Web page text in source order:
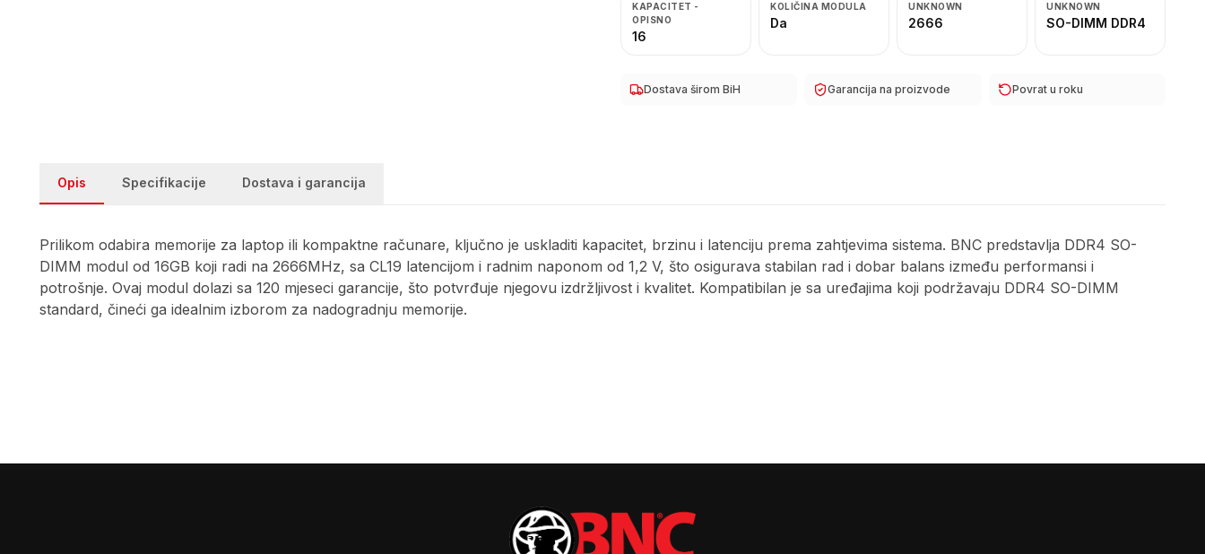
KAPACITET -
OPISNO
16
KOLIČINA MODULA
Da
UNKNOWN
2666
UNKNOWN
SO-DIMM DDR4
Dostava širom BiH Garancija na proizvode Povrat u roku
Opis Specifikacije Dostava i garancija
Prilikom odabira memorije za laptop ili kompaktne računare, ključno je uskladiti kapacitet, brzinu i latenciju prema zahtjevima sistema. BNC predstavlja DDR4 SO-
DIMM modul od 16GB koji radi na 2666MHz, sa CL19 latencijom i radnim naponom od 1,2 V, što osigurava stabilan rad i dobar balans između performansi i
potrošnje. Ovaj modul dolazi sa 120 mjeseci garancije, što potvrđuje njegovu izdržljivost i kvalitet. Kompatibilan je sa uređajima koji podržavaju DDR4 SO-DIMM
standard, čineći ga idealnim izborom za nadogradnju memorije.